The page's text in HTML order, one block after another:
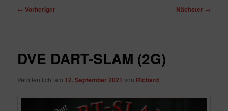
Beitragsnavigation
← Vorheriger Nächster →
DVE DART-SLAM (2G)
Veröffentlicht am 12. September 2021 von Richard